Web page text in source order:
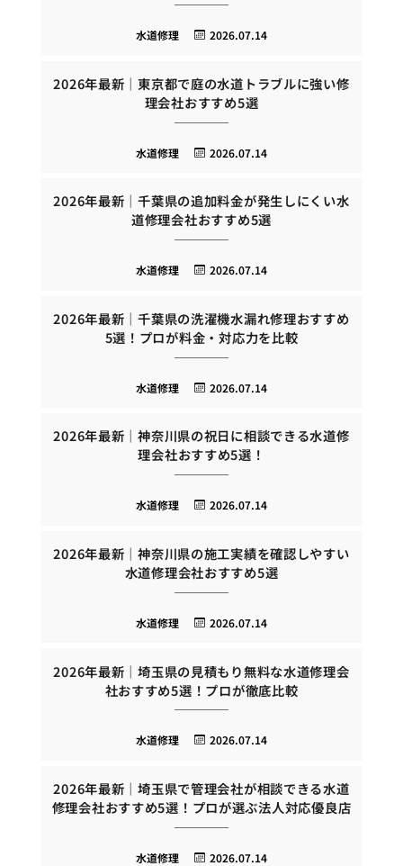
2026.07.14
水道修理
2026年最新｜東京都で庭の水道トラブルに強い修
理会社おすすめ5選
2026.07.14
水道修理
2026年最新｜千葉県の追加料金が発生しにくい水
道修理会社おすすめ5選
2026.07.14
水道修理
2026年最新｜千葉県の洗濯機水漏れ修理おすすめ
5選！プロが料金・対応力を比較
2026.07.14
水道修理
2026年最新｜神奈川県の祝日に相談できる水道修
理会社おすすめ5選！
2026.07.14
水道修理
2026年最新｜神奈川県の施工実績を確認しやすい
水道修理会社おすすめ5選
2026.07.14
水道修理
2026年最新｜埼玉県の見積もり無料な水道修理会
社おすすめ5選！プロが徹底比較
2026.07.14
水道修理
2026年最新｜埼玉県で管理会社が相談できる水道
修理会社おすすめ5選！プロが選ぶ法人対応優良店
2026.07.14
水道修理